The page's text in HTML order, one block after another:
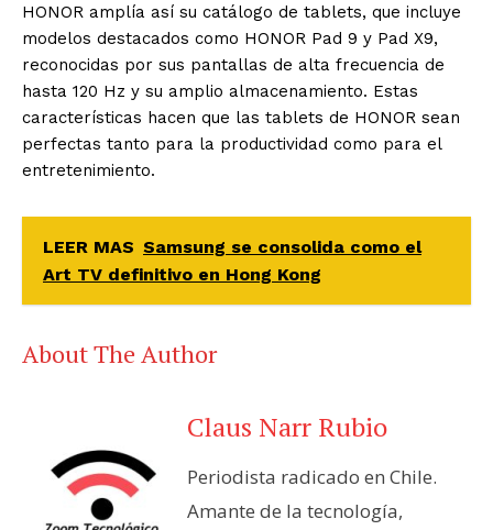
HONOR amplía así su catálogo de tablets, que incluye
modelos destacados como HONOR Pad 9 y Pad X9,
reconocidas por sus pantallas de alta frecuencia de
hasta 120 Hz y su amplio almacenamiento. Estas
características hacen que las tablets de HONOR sean
perfectas tanto para la productividad como para el
entretenimiento.
LEER MAS Samsung se consolida como el
Art TV definitivo en Hong Kong
About The Author
Claus Narr Rubio
Periodista radicado en Chile.
Amante de la tecnología,